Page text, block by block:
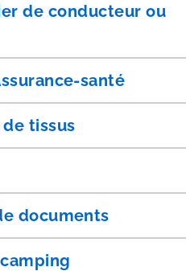
de conducteur ou
santé
tissus
documents